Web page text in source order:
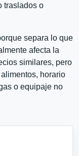
traslados o
separa lo que
afecta la
similares, pero
horario
o equipaje no